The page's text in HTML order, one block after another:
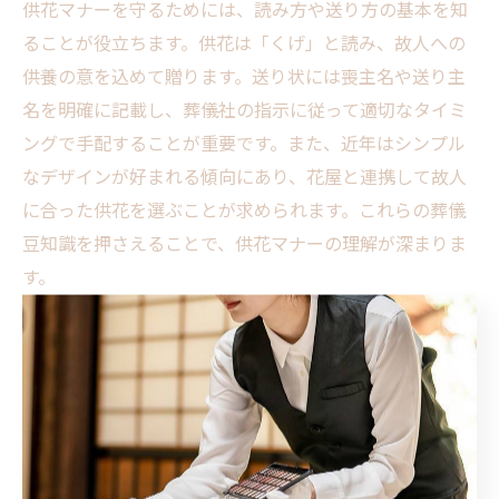
供花マナーを守るためには、読み方や送り方の基本を知
ることが役立ちます。供花は「くげ」と読み、故人への
供養の意を込めて贈ります。送り状には喪主名や送り主
名を明確に記載し、葬儀社の指示に従って適切なタイミ
ングで手配することが重要です。また、近年はシンプル
なデザインが好まれる傾向にあり、花屋と連携して故人
に合った供花を選ぶことが求められます。これらの葬儀
豆知識を押さえることで、供花マナーの理解が深まりま
す。
花マナーの疑問を解決する葬儀豆知識集
葬儀に関する花マナーの疑問は多岐にわたりますが、基
本的な葬儀豆知識で多くが解決可能です。例えば、葬儀
にふさわしい花は白や淡色であること、供花の送り主名
の書き方、また花の配置方法などが代表例です。これら